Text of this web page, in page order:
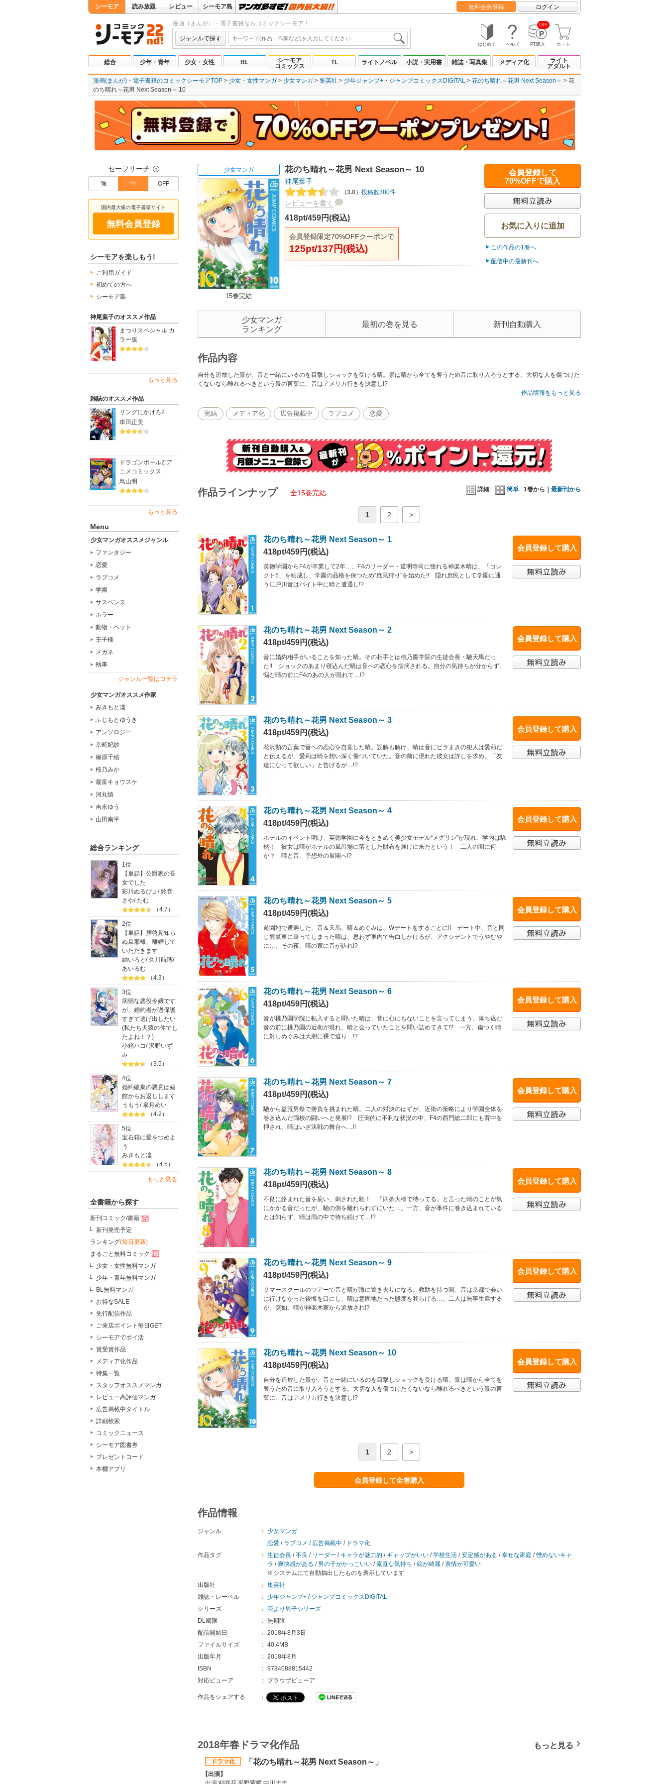
シーモア 読み放題 レビュー シーモア島 無料会員登録 ログイン
漫画（まんが）・電子書籍ならコミックシーモア！
ジャンルで探す
はじめて ヘルプ
UP!
PT購入 カート
総合 少年・青年 少女・女性 BL
シーモア
コミックス
TL ライトノベル 小説・実用書 雑誌・写真集 メディア化
ライト
アダルト
漫画(まんが)・電子書籍のコミックシーモアTOP 少女・女性マンガ 少女マンガ 集英社 少年ジャンプ+ ジャンプコミックスDIGITAL 花のち晴れ～花男 Next Season～
花
のち晴れ～花男 Next Season～ 10
セーフサーチ ？
強 中 OFF
国内最大級の電子書籍サイト
無料会員登録
シーモアを楽しもう!
ご利用ガイド
初めての方へ
シーモア島
神尾葉子のオススメ作品
まつりスペシャル カ
ラー版
もっと見る
雑誌のオススメ作品
リングにかけろ2
車田正美
ドラゴンボールZ ア
ニメコミックス
鳥山明
もっと見る
Menu
少女マンガオススメジャンル
ファンタジー
恋愛
ラブコメ
学園
サスペンス
ホラー
動物・ペット
王子様
メガネ
執事
ジャンル一覧はコチラ
少女マンガオススメ作家
みきもと凜
ふじもとゆうき
アンソロジー
京町妃紗
篠原千絵
桜乃みか
最富キョウスケ
河丸慎
吉永ゆう
山田南平
総合ランキング
1位
【単話】公爵家の長
女でした
彩川ぬるぴょ /鈴音
さや/たむ
（4.7）
2位
【単話】拝啓見知ら
ぬ旦那様、離婚して
いただきます
紬いろと / 久川航璃/
あいるむ
（4.3）
3位
病弱な悪役令嬢です
が、婚約者が過保護
すぎて逃げ出したい
(私たち犬猿の仲でし
たよね！？)
小箱ハコ/沢野いず
み
（3.5）
4位
婚約破棄の悪意は娼
館からお返しします
うもう /皐月めい
（4.2）
5位
宝石箱に愛をつめよ
う
みきもと凜
（4.5）
もっと見る
全書籍から探す
新刊コミック/書籍
新刊発売予定
ランキング(毎日更新)
まるごと無料コミック
少女・女性無料マンガ
少年・青年無料マンガ
BL無料マンガ
お得なSALE
先行配信作品
ご来店ポイント毎日GET
シーモアでポイ活
賞受賞作品
メディア化作品
特集一覧
スタッフオススメマンガ
レビュー高評価マンガ
広告掲載中タイトル
詳細検索
コミックニュース
シーモア図書券
プレゼントコード
本棚アプリ
少女マンガ
15巻完結
花のち晴れ～花男 Next Season～ 10
神尾葉子
（3.8） 投稿数380件
レビューを書く
418pt/459円(税込)
会員登録限定70%OFFクーポンで
125pt/137円(税込)
会員登録して
70%OFFで購入
お気に入りに追加
この作品の1巻へ
配信中の最新刊へ
少女マンガ
ランキング
最初の巻を見る 新刊自動購入
作品内容
自分を追放した景が、音と一緒にいるのを目撃しショックを受ける晴。景は晴から全てを奪うため音に取り入ろうとする。大切な人を傷つけた
くないなら離れるべきという景の言葉に、音はアメリカ行きを決意し!?
作品情報をもっと見る
完結 メディア化 広告掲載中 ラブコメ 恋愛
詳細 簡単 1巻から｜ 最新刊から
作品ラインナップ 全15巻完結
1 2 >
会員登録して購入
花のち晴れ～花男 Next Season～ 1
418pt/459円(税込)
英徳学園からF4が卒業して2年…。F4のリーダー・道明寺司に憧れる神楽木晴は、「コレ
クト5」を結成し、学園の品格を保つため“庶民狩り”を始めた!! 隠れ庶民として学園に通
う江戸川音はバイト中に晴と遭遇し!?
会員登録して購入
花のち晴れ～花男 Next Season～ 2
418pt/459円(税込)
音に婚約相手がいることを知った晴。その相手とは桃乃園学院の生徒会長・馳天馬だっ
た!! ショックのあまり寝込んだ晴は音への恋心を指摘される。自分の気持ちが分からず、
悩む晴の前にF4のあの人が現れて…!?
会員登録して購入
花のち晴れ～花男 Next Season～ 3
418pt/459円(税込)
花沢類の言葉で音への恋心を自覚した晴。誤解も解け、晴は音にビラまきの犯人は愛莉だ
と伝えるが、愛莉は晴を想い深く傷ついていた。音の前に現れた彼女は許しを求め、「友
達になって欲しい」と告げるが…!?
会員登録して購入
花のち晴れ～花男 Next Season～ 4
418pt/459円(税込)
ホテルのイベント明け、英徳学園に今をときめく美少女モデル“メグリン”が現れ、学内は騒
然！ 彼女は晴がホテルの風呂場に落とした財布を届けに来たという！ 二人の間に何
が？ 晴と音、予想外の展開へ!?
会員登録して購入
花のち晴れ～花男 Next Season～ 5
418pt/459円(税込)
遊園地で遭遇した、音＆天馬、晴＆めぐみは、Wデートをすることに!! デート中、音と同
じ観覧車に乗ってしまった晴は、思わず車内で告白しかけるが、アクシデントでうやむや
に…。その夜、晴の家に音が訪れ!?
会員登録して購入
花のち晴れ～花男 Next Season～ 6
418pt/459円(税込)
音が桃乃園学院に転入すると聞いた晴は、音に心にもないことを言ってしまう。落ち込む
音の前に桃乃園の近衛が現れ、晴と会っていたことを問い詰めてきて!? 一方、傷つく晴
に対しめぐみは大胆に裸で迫り…!?
会員登録して購入
花のち晴れ～花男 Next Season～ 7
418pt/459円(税込)
馳から益荒男祭で勝負を挑まれた晴。二人の対決のはずが、近衛の策略により学園全体を
巻き込んだ両校の闘いへと発展!? 圧倒的に不利な状況の中、F4の西門総二郎にも背中を
押され、晴はいざ決戦の舞台へ…!!
会員登録して購入
花のち晴れ～花男 Next Season～ 8
418pt/459円(税込)
不良に絡まれた音を庇い、刺された馳！ 「四条大橋で待ってる」と言った晴のことが気
にかかる音だったが、馳の側を離れられずにいた…。一方、音が事件に巻き込まれている
とは知らず、晴は雨の中で待ち続けて…!?
会員登録して購入
花のち晴れ～花男 Next Season～ 9
418pt/459円(税込)
サマースクールのツアーで音と晴が海に置き去りになる。救助を待つ間、音は京都で会い
に行けなかった後悔を口にし、晴は意固地だった態度を和らげる…。二人は無事生還する
が、突如、晴が神楽木家から追放され!?
会員登録して購入
花のち晴れ～花男 Next Season～ 10
418pt/459円(税込)
自分を追放した景が、音と一緒にいるのを目撃しショックを受ける晴。景は晴から全てを
奪うため音に取り入ろうとする。大切な人を傷つけたくないなら離れるべきという景の言
葉に、音はアメリカ行きを決意し!?
1 2 >
会員登録して全巻購入
作品情報
ジャンル ：
少女マンガ
恋愛 / ラブコメ / 広告掲載中 / ドラマ化
作品タグ
： 生徒会長 /不良 / リーダー / キャラが魅力的 / ギャップがいい /学校生活 /安定感がある /幸せな家庭 /憎めないキャ
ラ /爽快感がある / 男の子がかっこいい /素直な気持ち /絵が綺麗 /表情が可愛い
※システムにて自動抽出したものを表示しています
出版社
： 集英社
雑誌・レーベル
： 少年ジャンプ+ / ジャンプコミックスDIGITAL
シリーズ
： 花より男子シリーズ
DL期限
： 無期限
配信開始日
： 2018年8月3日
ファイルサイズ
： 40.4MB
出版年月
： 2018年8月
ISBN
： 9784088815442
対応ビューア
： ブラウザビューア
作品をシェアする ：
2018年春ドラマ化作品 もっと見る
ドラマ化 「花のち晴れ～花男 Next Season～」
【出演】